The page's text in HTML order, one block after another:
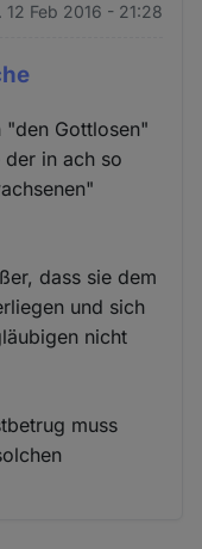
12 Feb 2016 - 21:28
"den Gottlosen"
der in ach so
dass sie dem
und sich
nicht
muss